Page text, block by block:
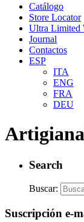
Catálogo
Store Locator
Ultra Limited
Journal
Contactos
ESP
ITA
ENG
FRA
DEU
Search
Buscar:
Suscripción e-